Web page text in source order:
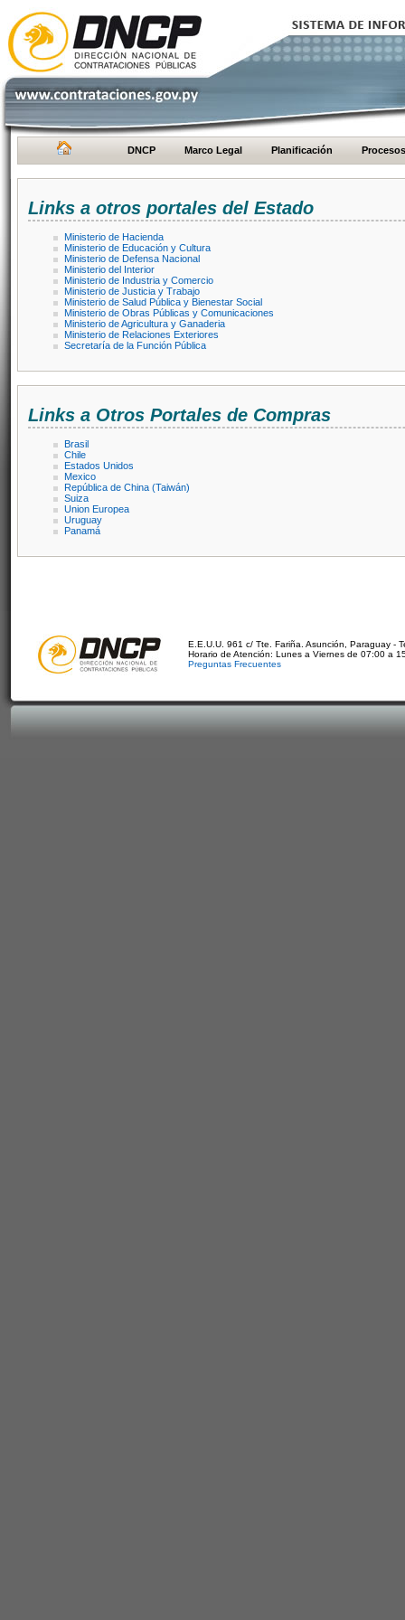
DNCP Marco Legal Planificación Procesos
Links a otros portales del Estado
Ministerio de Hacienda
Ministerio de Educación y Cultura
Ministerio de Defensa Nacional
Ministerio del Interior
Ministerio de Industria y Comercio
Ministerio de Justicia y Trabajo
Ministerio de Salud Pública y Bienestar Social
Ministerio de Obras Públicas y Comunicaciones
Ministerio de Agricultura y Ganaderia
Ministerio de Relaciones Exteriores
Secretaría de la Función Pública
Links a Otros Portales de Compras
Brasil
Chile
Estados Unidos
Mexico
República de China (Taiwán)
Suiza
Union Europea
Uruguay
Panamá
E.E.U.U. 961 c/ Tte. Fariña. Asunción, Paraguay -
Horario de Atención: Lunes a Viernes de 07:00 a
Preguntas Frecuentes